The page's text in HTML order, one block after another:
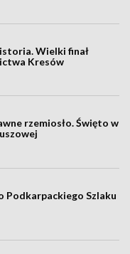
Wielki finał
Kresów
rzemiosło. Święto w
Podkarpackiego Szlaku